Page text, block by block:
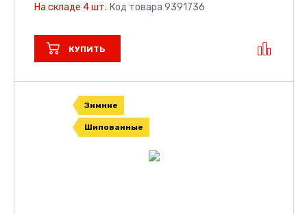
На складе 4 шт. Код товара 9391736
КУПИТЬ
Зимние
Шипованные